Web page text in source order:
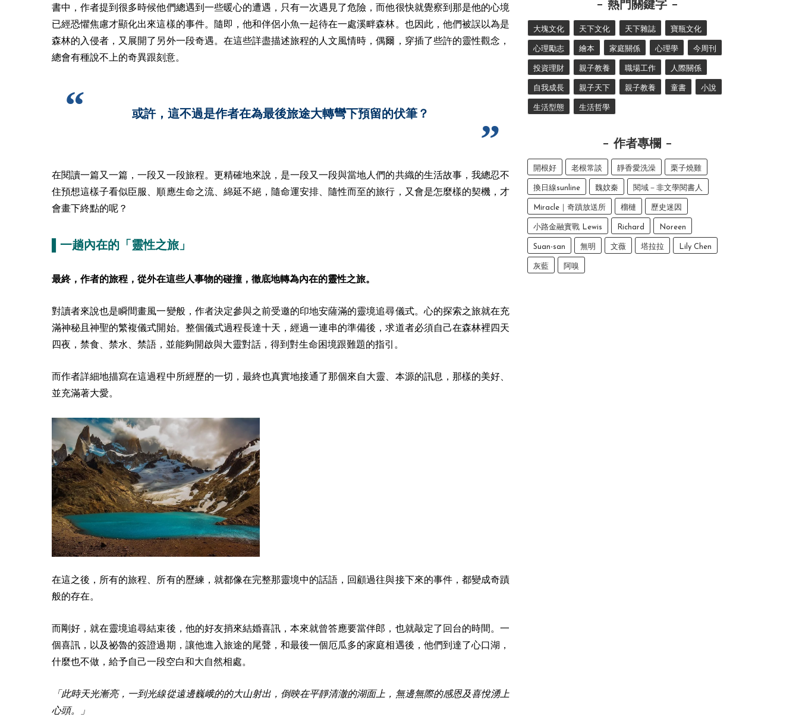
書中，作者提到很多時候他們總遇到一些暖心的遭遇，只有一次遇見了危險，而他很快就覺察到那是他的心境
已經恐懼焦慮才顯化出來這樣的事件。隨即，他和伴侶小魚一起待在一處溪畔森林。也因此，他們被誤以為是
森林的入侵者，又展開了另外一段奇遇。在這些詳盡描述旅程的人文風情時，偶爾，穿插了些許的靈性觀念，
總會有種說不上的奇異跟刻意。
或許，這不過是作者在為最後旅途大轉彎下預留的伏筆？
在閱讀一篇又一篇，一段又一段旅程。更精確地來說，是一段又一段與當地人們的共織的生活故事，我總忍不
住預想這樣子看似臣服、順應生命之流、綿延不絕，隨命運安排、隨性而至的旅行，又會是怎麼樣的契機，才
會畫下終點的呢？
▌一趟內在的「靈性之旅」
最終，作者的旅程，從外在這些人事物的碰撞，徹底地轉為內在的靈性之旅。
對讀者來說也是瞬間畫風一變般，作者決定參與之前受邀的印地安薩滿的靈境追尋儀式。心的探索之旅就在充
滿神秘且神聖的繁複儀式開始。整個儀式過程長達十天，經過一連串的準備後，求道者必須自己在森林裡四天
四夜，禁食、禁水、禁語，並能夠開啟與大靈對話，得到對生命困境跟難題的指引。
而作者詳細地描寫在這過程中所經歷的一切，最終也真實地接通了那個來自大靈、本源的訊息，那樣的美好、
並充滿著大愛。
在這之後，所有的旅程、所有的歷練，就都像在完整那靈境中的話語，回顧過往與接下來的事件，都變成奇蹟
般的存在。
而剛好，就在靈境追尋結束後，他的好友捎來結婚喜訊，本來就曾答應要當伴郎，也就敲定了回台的時間。一
個喜訊，以及祕魯的簽證過期，讓他進入旅途的尾聲，和最後一個厄瓜多的家庭相遇後，他們到達了心口湖，
什麼也不做，給予自己一段空白和大自然相處。
「此時天光漸亮，一到光線從遠邊巍峨的的大山射出，倒映在平靜清澈的湖面上，無邊無際的感恩及喜悅湧上
心頭。」
熱門關鍵字
大塊文化 天下文化 天下雜誌 寶瓶文化
心理勵志 繪本 家庭關係 心理學 今周刊
投資理財 親子教養 職場工作 人際關係
自我成長 親子天下 親子教養 童書 小說
生活型態 生活哲學
作者專欄
開根好 老根常談 靜香愛洗澡 栗子燒雞
換日線sunline 魏妏秦 閱域－非文學閱書人
Miracle｜奇蹟放送所 榴槤 歷史迷因
小路金融實戰 Lewis Richard Noreen
Suan-san 無明 文薇 塔拉拉 Lily Chen
灰藍 阿嗅